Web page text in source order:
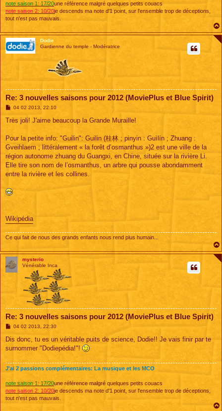
note saison 1: 17/20une référence malgré quelques petits couacs
note saison 2: 10/20je descends ma note d'1 point, sur l'ensemble trop de déceptions,
tout n'est pas mauvais.
Dodie
Gardienne du temple - Modératrice
Re: 3 nouvelles saisons pour 2012 (MoviePlus et Blue Spirit)
M
s
g
04 02 2013, 22:10
Très joli! J'aime beaucoup la Grande Muraille!
Pour la petite info: "Guilin": Guilin (桂林 ; pinyin : Guìlín ; Zhuang :
Gveihlaem ; littéralement « la forêt d’osmanthus »)2 est une ville de la
région autonome zhuang du Guangxi, en Chine, située sur la rivière Li.
Elle tire son nom de l’osmanthus, un arbre qui pousse abondamment
entre la rivière et les collines.
Wikipédia
Ce qui fait de nous des grands enfants nous rend plus humain...
mysterio
Vénérable Inca
Re: 3 nouvelles saisons pour 2012 (MoviePlus et Blue Spirit)
M
s
a
04 02 2013, 22:30
Dis donc, tu es un véritable puits de science, Dodie!! Je vais finir par te
surnommer "Dodiepédia!"!
J'ai 2 passions complémentaires: La musique et les MCO
note saison 1: 17/20une référence malgré quelques petits couacs
note saison 2: 10/20je descends ma note d'1 point, sur l'ensemble trop de déceptions,
tout n'est pas mauvais.